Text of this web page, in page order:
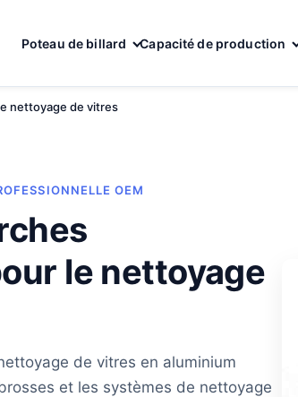
Poteau de billard Capacité de production
nettoyage de vitres
OEM
le nettoyage
de vitres en aluminium
et les systèmes de nettoyage